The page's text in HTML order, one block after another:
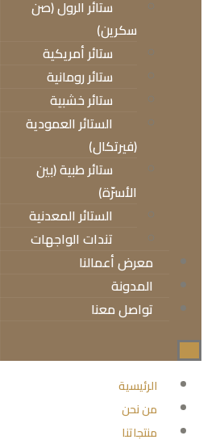
ستائر الرول (صن
سكرين)
ستائر أمريكية
ستائر رومانية
ستائر خشبية
الستائر العمودية
(فيرتكال)
ستائر طبية (بين
الأسرّة)
الستائر المعدنية
تندات الواجهات
معرض أعمالنا
المدونة
تواصل معنا
الرئيسية
من نحن
منتجاتنا